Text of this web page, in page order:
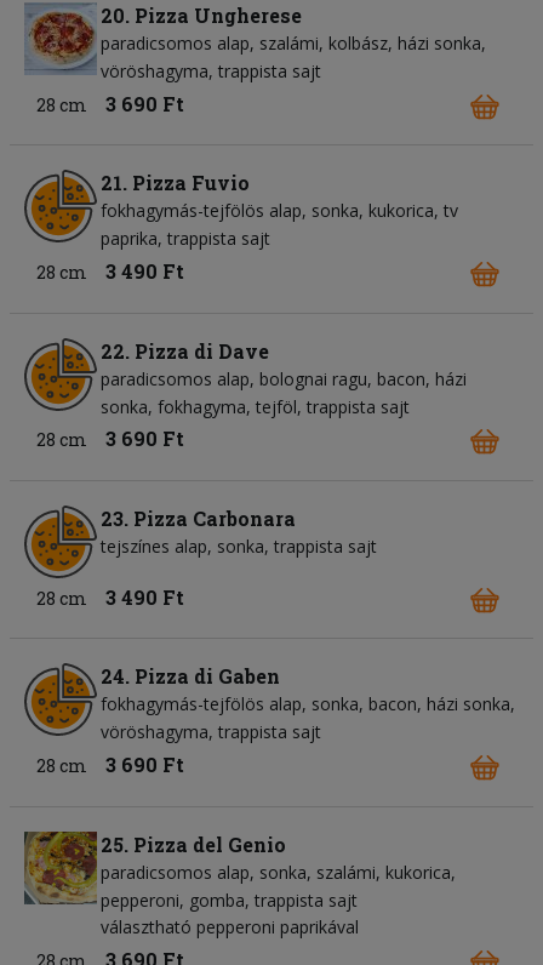
20. Pizza Ungherese
paradicsomos alap szalámi kolbász házi sonka
vöröshagyma trappista sajt
28 cm
3 690 Ft
21. Pizza Fuvio
fokhagymás-tejfölös alap sonka kukorica tv
paprika trappista sajt
28 cm
3 490 Ft
22. Pizza di Dave
paradicsomos alap bolognai ragu bacon házi
sonka fokhagyma tejföl trappista sajt
28 cm
3 690 Ft
23. Pizza Carbonara
tejszínes alap sonka trappista sajt
28 cm 3 490 Ft
24. Pizza di Gaben
fokhagymás-tejfölös alap sonka bacon házi sonka
vöröshagyma trappista sajt
28 cm
3 690 Ft
25. Pizza del Genio
paradicsomos alap sonka szalámi kukorica
pepperoni gomba trappista sajt
választható pepperoni paprikával
28 cm
3 690 Ft